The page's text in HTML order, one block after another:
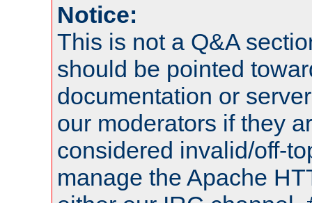
Notice:
This is not a Q&A
should be pointed
documentation or
our moderators if they
considered invalid/off-
manage the Apache